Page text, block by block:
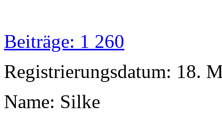
Beiträge: 1 260
Registrierungsdatum: 18.
Name: Silke